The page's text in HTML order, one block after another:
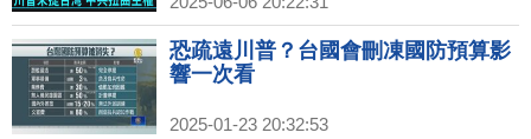
恐疏遠川普？台國會刪凍國防預算影
響一次看
2025-01-23 20:32:53